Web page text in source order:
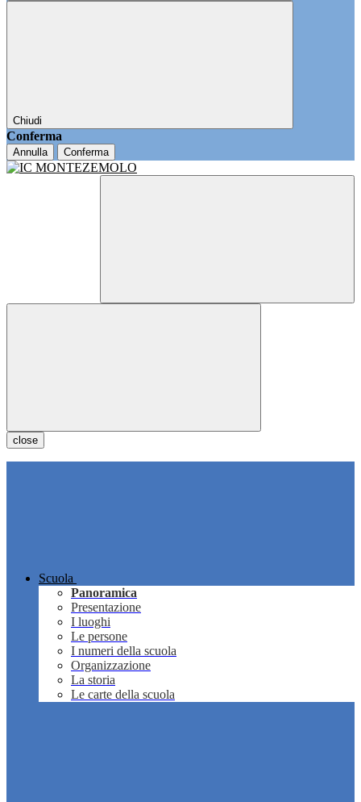
Chiudi
Conferma
Annulla Conferma
close
Scuola
Panoramica
Presentazione
I luoghi
Le persone
I numeri della scuola
Organizzazione
La storia
Le carte della scuola